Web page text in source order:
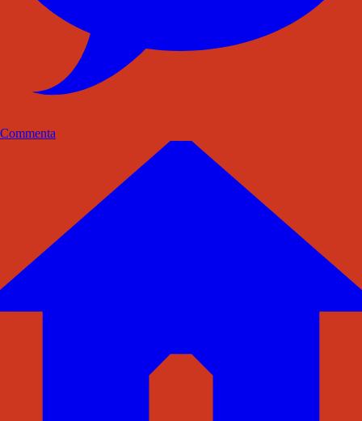
Commenta